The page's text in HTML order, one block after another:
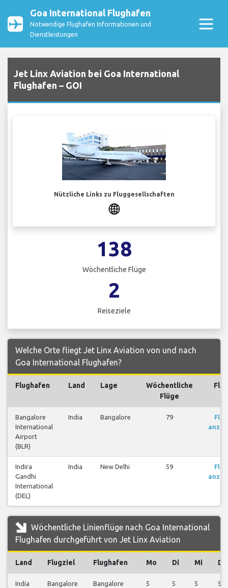
Goa International Flughafen
Notwendige Flughafen Informationen und
Dienstleistungen
Jet Linx Aviation bei Goa International
Flughafen – GOI
Nützliche Links zu Fluggesellschaften
138
Wöchentliche Flüge
2
Reiseziele
Welche Orte fliegt Jet Linx Aviation von und nach
Goa International Flughafen?
Flughafen Land Lage
Wöchentliche
Flüge
Bangalore
International
Airport
(BLR)
India Bangalore 79
Indira
Gandhi
International
(DEL)
India New Delhi 59
Wöchentliche Linienflüge nach Goa International
Flughafen durchgeführt von Jet Linx Aviation
Land Flugziel Flughafen Mo Di Mi Do
India Bangalore
Bangalore
5 5 5 5